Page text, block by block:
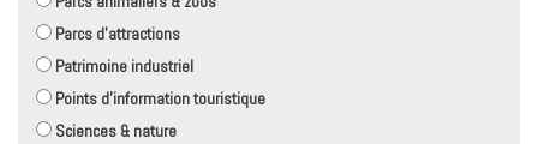
Parcs d'attractions
Patrimoine industriel
Points d'information touristique
Sciences & nature